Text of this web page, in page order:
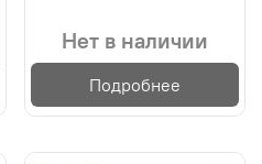
Нет в наличии
Подробнее